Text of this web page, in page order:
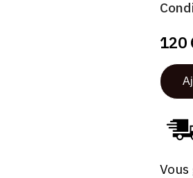
ÉTAT
120